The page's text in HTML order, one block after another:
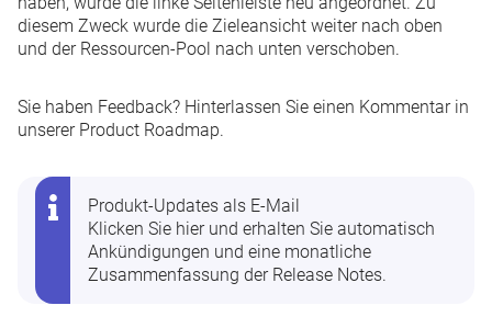
diesem Zweck wurde die Zieleansicht weiter nach oben
und der Ressourcen-Pool nach unten verschoben.
Sie haben Feedback? Hinterlassen Sie einen Kommentar in
unserer Product Roadmap.
Produkt-Updates als E-Mail
Klicken Sie hierund erhalten Sie automatisch
Ankündigungen und eine monatliche
Zusammenfassung der Release Notes.